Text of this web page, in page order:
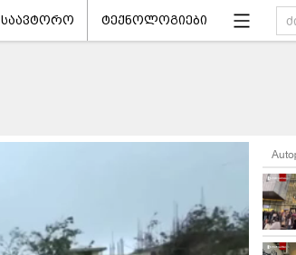
საავტორო ტექნოლოგიები